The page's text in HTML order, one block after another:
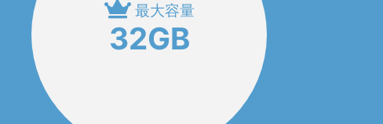
最大容量
32GB